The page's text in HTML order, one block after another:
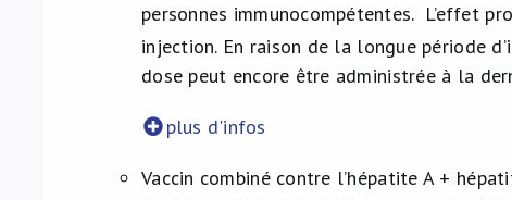
personnes immunocompétentes. L’effet
injection. En raison de la longue période
dose peut encore être administrée à la
plus d'infos
Vaccin combiné contre l’hépatite A +